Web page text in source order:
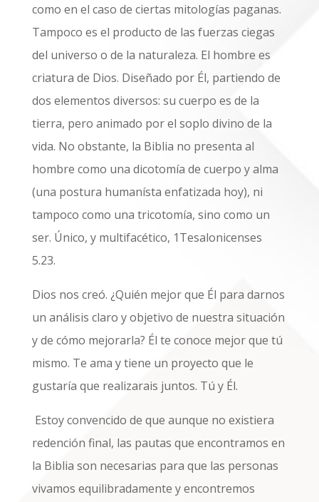
como en el caso de ciertas mitologías paganas.
Tampoco es el producto de las fuerzas ciegas
del universo o de la naturaleza. El hombre es
criatura de Dios. Diseñado por Él, partiendo de
dos elementos diversos: su cuerpo es de la
tierra, pero animado por el soplo divino de la
vida. No obstante, la Biblia no presenta al
hombre como una dicotomía de cuerpo y alma
(una postura humanísta enfatizada hoy), ni
tampoco como una tricotomía, sino como un
ser. Único, y multifacético, 1Tesalonicenses
5.23.
Dios nos creó. ¿Quién mejor que Él para darnos
un análisis claro y objetivo de nuestra situación
y de cómo mejorarla? Él te conoce mejor que tú
mismo. Te ama y tiene un proyecto que le
gustaría que realizarais juntos. Tú y Él.
Estoy convencido de que aunque no existiera
redención final, las pautas que encontramos en
la Biblia son necesarias para que las personas
vivamos equilibradamente y encontremos